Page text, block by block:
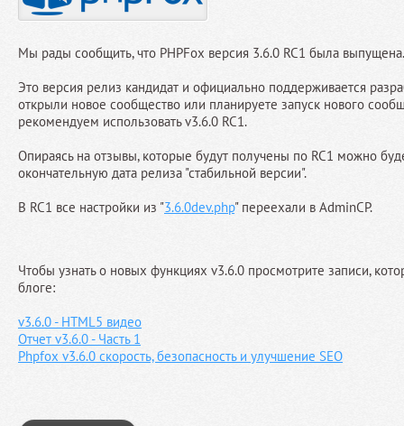
Мы рады сообщить, что PHPFox версия 3.6.0 RC1 была
Это версия релиз кандидат и официально поддерживается
открыли новое сообщество или планируете запуск нового
рекомендуем использовать v3.6.0 RC1.
Опираясь на отзывы, которые будут получены по RC1 можно
окончательную дата релиза "стабильной версии".
В RC1 все настройки из "3.6.0dev.php" переехали в AdminCP.
Чтобы узнать о новых функциях v3.6.0 просмотрите записи,
блоге:
v3.6.0 - HTML5 видео
Отчет v3.6.0 - Часть 1
Phpfox v3.6.0 скорость, безопасность и улучшение SEO